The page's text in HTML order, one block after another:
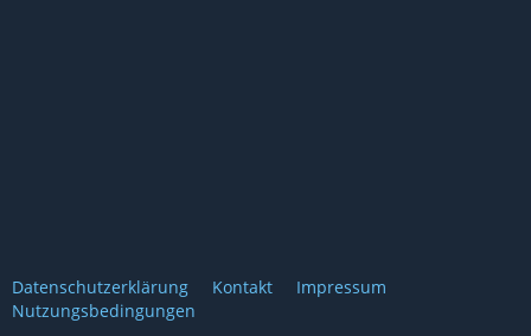
Datenschutzerklärung Kontakt
Impressum
Nutzungsbedingungen